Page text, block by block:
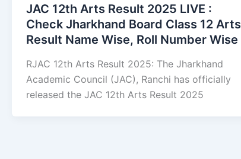
JAC 12th Arts Result 2025 LIVE :
Check Jharkhand Board Class 12 Arts
Result Name Wise, Roll Number Wise
RJAC 12th Arts Result 2025: The Jharkhand
Academic Council (JAC), Ranchi has officially
released the JAC 12th Arts Result 2025